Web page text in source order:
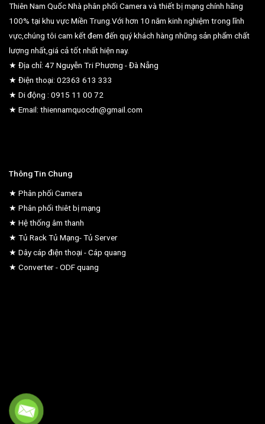
Thiên Nam Quốc Nhà phân phối Camera và thiết bị mạng chính hãng
100% tại khu vực Miền Trung.Với hơn 10 năm kinh nghiệm trong lĩnh
vực,chúng tôi cam kết đem đến quý khách hàng những sản phẩm chất
lượng nhất,giá cả tốt nhất hiện nay.
★ Địa chỉ: 47 Nguyễn Tri Phương - Đà Nẵng
★ Điện thoại: 02363 613 333
★ Di động : 0915 11 00 72
★ Email: thiennamquocdn@gmail.com
Thông Tin Chung
★ Phân phối Camera
★ Phân phối thiêt bị mạng
★ Hệ thống âm thanh
★ Tủ Rack Tủ Mạng- Tủ Server
★ Dây cáp điện thoại - Cáp quang
★ Converter - ODF quang